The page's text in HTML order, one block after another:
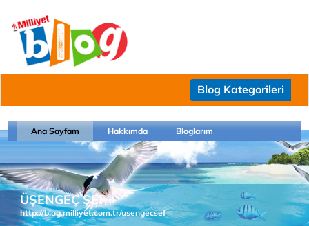
Blog Kategorileri
Ana Sayfam Hakkımda Bloglarım
ÜŞENGEÇ ŞEF
http://blog.milliyet.com.tr/usengecsef